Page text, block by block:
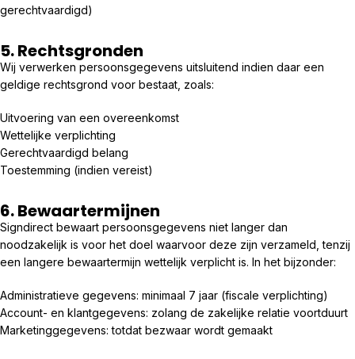
gerechtvaardigd)
5. Rechtsgronden
Wij verwerken persoonsgegevens uitsluitend indien daar een
geldige rechtsgrond voor bestaat, zoals:
Uitvoering van een overeenkomst
Wettelijke verplichting
Gerechtvaardigd belang
Toestemming (indien vereist)
6. Bewaartermijnen
Signdirect bewaart persoonsgegevens niet langer dan
noodzakelijk is voor het doel waarvoor deze zijn verzameld, tenzij
een langere bewaartermijn wettelijk verplicht is. In het bijzonder:
Administratieve gegevens: minimaal 7 jaar (fiscale verplichting)
Account- en klantgegevens: zolang de zakelijke relatie voortduurt
Marketinggegevens: totdat bezwaar wordt gemaakt